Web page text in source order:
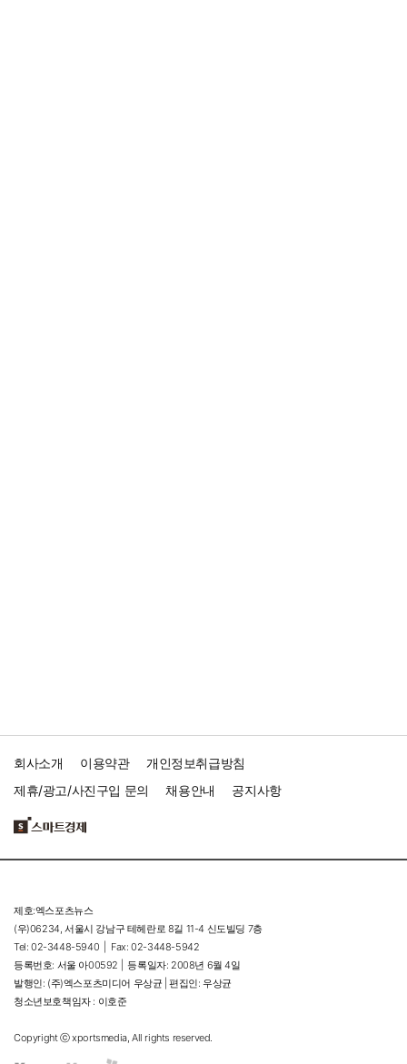
회사소개 이용약관
개인정보취급방침
제휴/광고/사진구입 문의
채용안내 공지사항
제호:엑스포츠뉴스
(우)06234, 서울시 강남구 테헤란로 8길 11-4 신도빌딩 7층
Tel: 02-3448-5940 |
Fax: 02-3448-5942
등록번호: 서울 아00592 |
등록일자: 2008년 6월 4일
발행인: (주)엑스포츠미디어 우상균 | 편집인: 우상균
청소년보호책임자 : 이호준
Copyright ⓒ xportsmedia, All rights reserved.